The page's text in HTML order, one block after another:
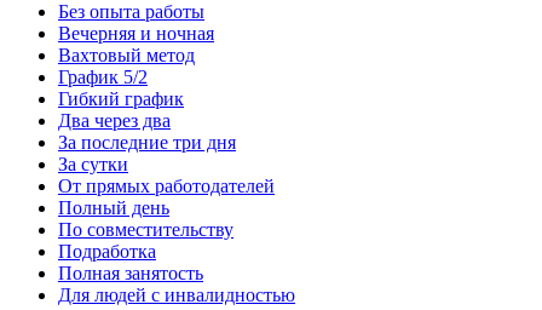
Без опыта работы
Вечерняя и ночная
Вахтовый метод
График 5/2
Гибкий график
Два через два
За последние три дня
За сутки
От прямых работодателей
Полный день
По совместительству
Подработка
Полная занятость
Для людей с инвалидностью